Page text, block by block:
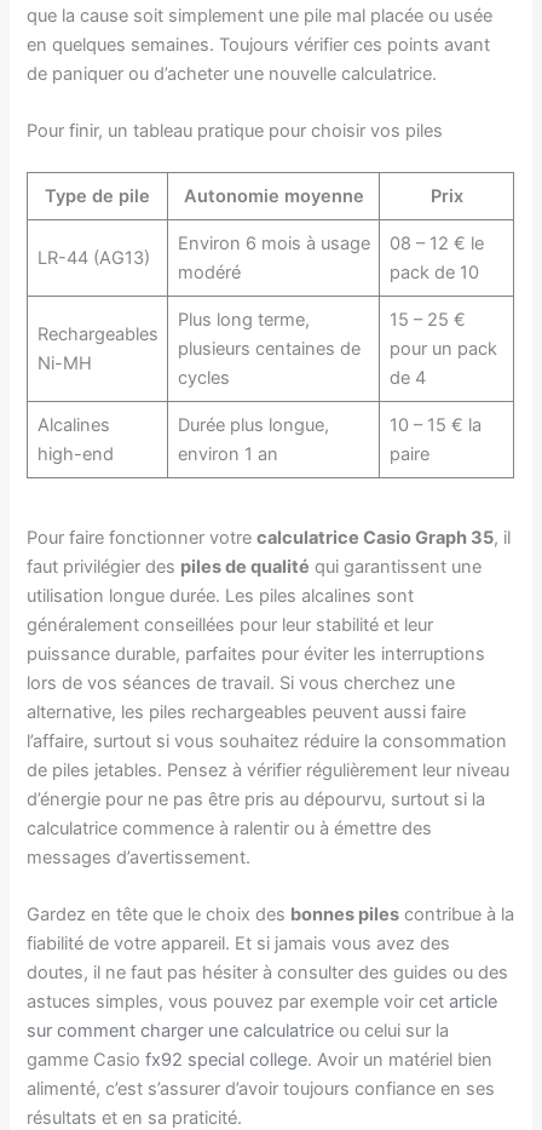
que la cause soit simplement une pile mal placée ou usée
en quelques semaines. Toujours vérifier ces points avant
de paniquer ou d’acheter une nouvelle calculatrice.
Pour finir, un tableau pratique pour choisir vos piles
Type de pile Autonomie moyenne Prix
LR-44 (AG13)
Environ 6 mois à usage
modéré
08 – 12 € le
pack de 10
Rechargeables
Ni-MH
Plus long terme,
plusieurs centaines de
cycles
15 – 25 €
pour un pack
de 4
Alcalines
high-end
Durée plus longue,
environ 1 an
10 – 15 € la
paire
Pour faire fonctionner votrecalculatrice Casio Graph 35, il
faut privilégier des piles de qualité qui garantissent une
utilisation longue durée. Les piles alcalines sont
généralement conseillées pour leur stabilité et leur
puissance durable, parfaites pour éviter les interruptions
lors de vos séances de travail. Si vous cherchez une
alternative, les piles rechargeables peuvent aussi faire
l’affaire, surtout si vous souhaitez réduire la consommation
de piles jetables. Pensez à vérifier régulièrement leur niveau
d’énergie pour ne pas être pris au dépourvu, surtout si la
calculatrice commence à ralentir ou à émettre des
messages d’avertissement.
Gardez en tête que le choix des bonnes piles contribue à la
fiabilité de votre appareil. Et si jamais vous avez des
doutes, il ne faut pas hésiter à consulter des guides ou des
astuces simples, vous pouvez par exemple voir cetarticle
sur comment charger une calculatrice ou celui sur la
gamme Casiofx92 special college. Avoir un matériel bien
alimenté, c’est s’assurer d’avoir toujours confiance en ses
résultats et en sa praticité.